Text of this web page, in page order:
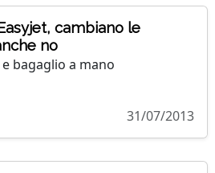
cambiano le
no
bagaglio a mano
31/07/2013